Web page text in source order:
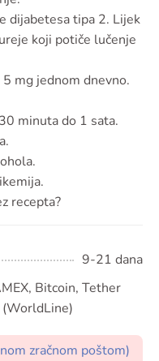
dijabetesa tipa 2. Lijek
koji potiče lučenje
mg jednom dnevno.
minuta do 1 sata.
recepta?
9-21 dana
Bitcoin, Tether
(WorldLine)
zračnom poštom)